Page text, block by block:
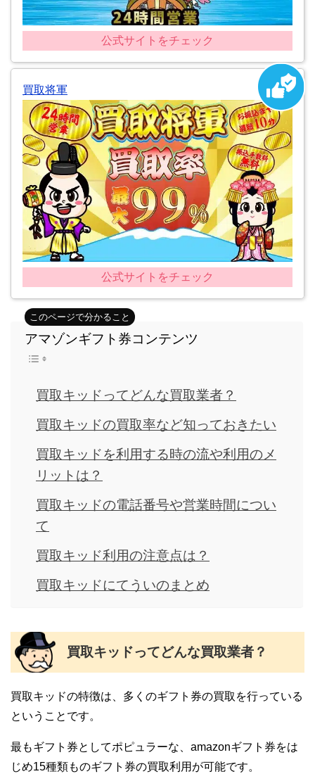
公式サイトをチェック
買取将軍
公式サイトをチェック
アマゾンギフト券コンテンツ
買取キッドってどんな買取業者？
買取キッドの買取率など知っておきたい
買取キッドを利用する時の流や利用のメ
リットは？
買取キッドの電話番号や営業時間につい
て
買取キッド利用の注意点は？
買取キッドにてういのまとめ
買取キッドってどんな買取業者？
買取キッドの特徴は、多くのギフト券の買取を行っている
ということです。
最もギフト券としてポピュラーな、amazonギフト券をは
じめ15種類ものギフト券の買取利用が可能です。